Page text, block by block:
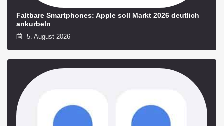
Faltbare Smartphones: Apple soll Markt 2026 deutlich
ankurbeln
5. August 2026